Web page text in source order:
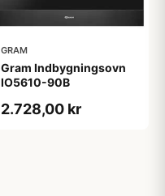
GRAM
Gram Indbygningsovn
IO5610-90B
2.728,00 kr